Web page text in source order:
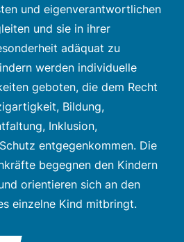
und eigenverantwortlichen
und sie in ihrer
adäquat zu
werden individuelle
geboten, die dem Recht
Bildung,
Inklusion,
entgegenkommen. Die
begegnen den Kindern
orientieren sich an den
einzelne Kind mitbringt.